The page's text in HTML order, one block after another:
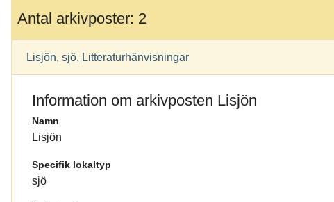
Antal arkivposter: 2
Lisjön, sjö, Litteraturhänvisningar
Information om arkivposten Lisjön
Namn
Lisjön
Specifik lokaltyp
sjö